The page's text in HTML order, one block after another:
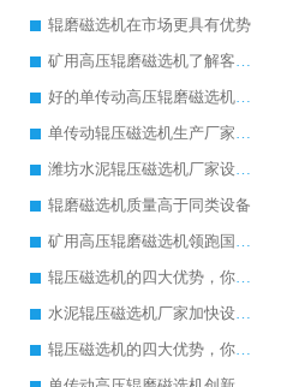
辊磨磁选机在市场更具有优势
矿用高压辊磨磁选机了解客户的基本需求
好的单传动高压辊磨磁选机设备
单传动辊压磁选机生产厂家让客户满意
潍坊水泥辊压磁选机厂家设备质量领先一步
辊磨磁选机质量高于同类设备
矿用高压辊磨磁选机领跑国内市场
辊压磁选机的四大优势，你了解吗
水泥辊压磁选机厂家加快设备更新换代速度
辊压磁选机的四大优势，你了解吗